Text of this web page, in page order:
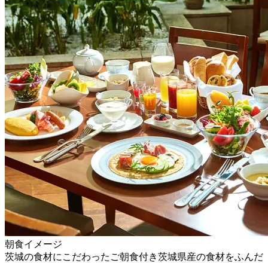
朝食イメージ
茨城の食材にこだわったご朝食付き茨城県産の食材をふんだ